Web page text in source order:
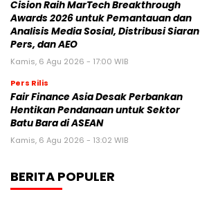
Cision Raih MarTech Breakthrough
Awards 2026 untuk Pemantauan dan
Analisis Media Sosial, Distribusi Siaran
Pers, dan AEO
Kamis, 6 Agu 2026 - 17:00 WIB
Pers Rilis
Fair Finance Asia Desak Perbankan
Hentikan Pendanaan untuk Sektor
Batu Bara di ASEAN
Kamis, 6 Agu 2026 - 13:02 WIB
BERITA POPULER